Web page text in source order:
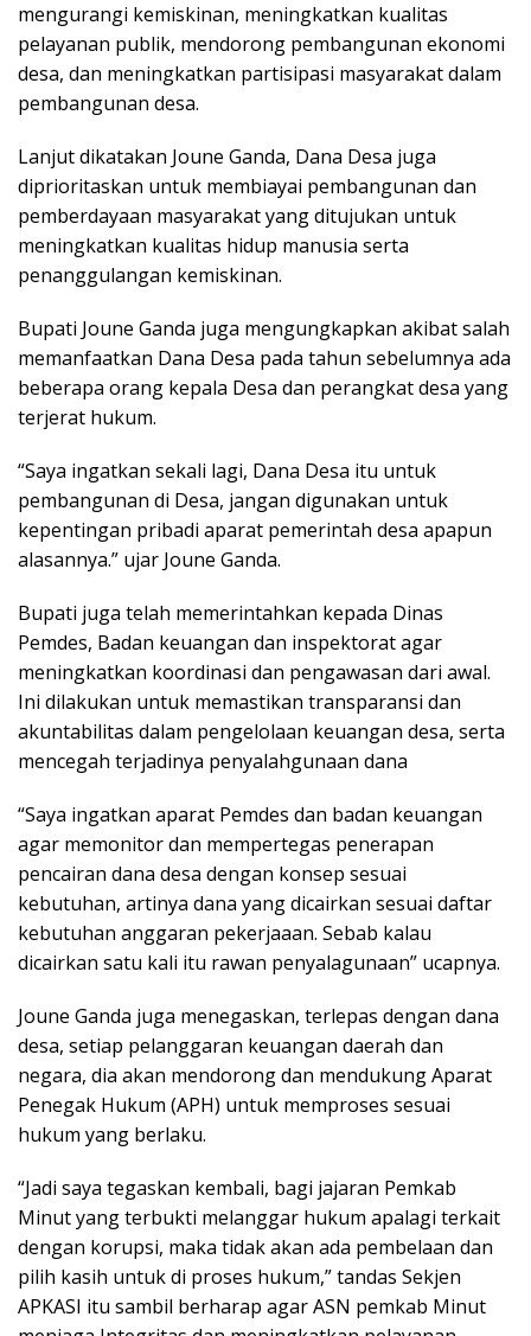
mengurangi kemiskinan, meningkatkan kualitas
pelayanan publik, mendorong pembangunan ekonomi
desa, dan meningkatkan partisipasi masyarakat dalam
pembangunan desa.
Lanjut dikatakan Joune Ganda, Dana Desa juga
diprioritaskan untuk membiayai pembangunan dan
pemberdayaan masyarakat yang ditujukan untuk
meningkatkan kualitas hidup manusia serta
penanggulangan kemiskinan.
Bupati Joune Ganda juga mengungkapkan akibat salah
memanfaatkan Dana Desa pada tahun sebelumnya ada
beberapa orang kepala Desa dan perangkat desa yang
terjerat hukum.
“Saya ingatkan sekali lagi, Dana Desa itu untuk
pembangunan di Desa, jangan digunakan untuk
kepentingan pribadi aparat pemerintah desa apapun
alasannya.” ujar Joune Ganda.
Bupati juga telah memerintahkan kepada Dinas
Pemdes, Badan keuangan dan inspektorat agar
meningkatkan koordinasi dan pengawasan dari awal.
Ini dilakukan untuk memastikan transparansi dan
akuntabilitas dalam pengelolaan keuangan desa, serta
mencegah terjadinya penyalahgunaan dana
“Saya ingatkan aparat Pemdes dan badan keuangan
agar memonitor dan mempertegas penerapan
pencairan dana desa dengan konsep sesuai
kebutuhan, artinya dana yang dicairkan sesuai daftar
kebutuhan anggaran pekerjaaan. Sebab kalau
dicairkan satu kali itu rawan penyalagunaan” ucapnya.
Joune Ganda juga menegaskan, terlepas dengan dana
desa, setiap pelanggaran keuangan daerah dan
negara, dia akan mendorong dan mendukung Aparat
Penegak Hukum (APH) untuk memproses sesuai
hukum yang berlaku.
“Jadi saya tegaskan kembali, bagi jajaran Pemkab
Minut yang terbukti melanggar hukum apalagi terkait
dengan korupsi, maka tidak akan ada pembelaan dan
pilih kasih untuk di proses hukum,” tandas Sekjen
APKASI itu sambil berharap agar ASN pemkab Minut